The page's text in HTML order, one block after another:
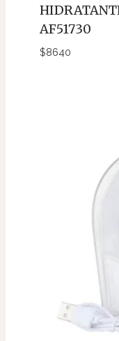
AF51730
$8640